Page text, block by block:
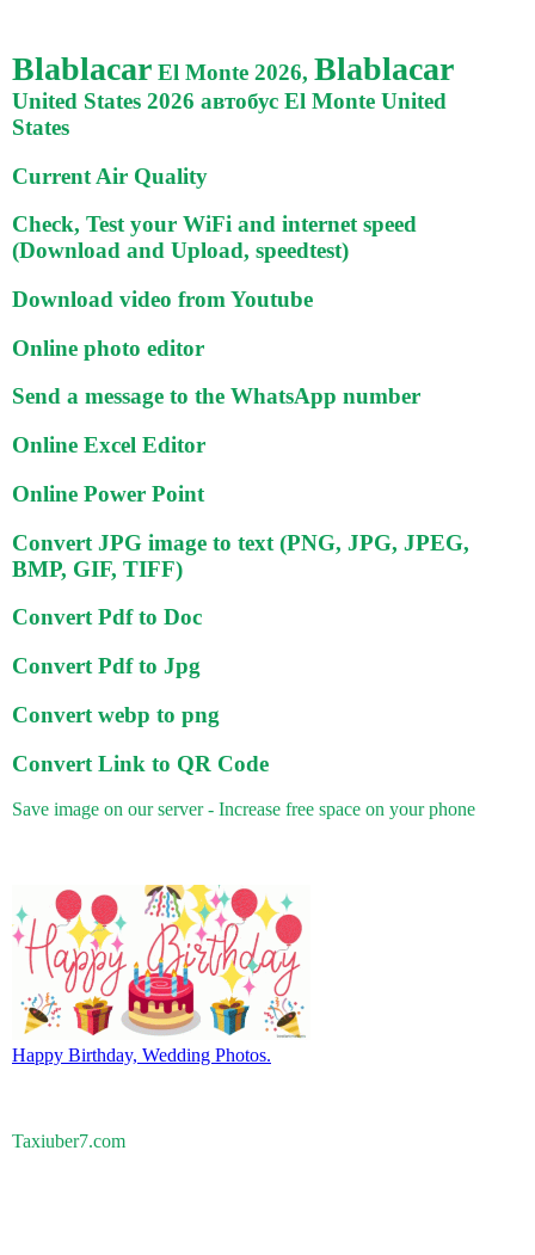
Blablacar El Monte 2026, Blablacar
United States 2026 автобус El Monte United
States
Current Air Quality
Check, Test your WiFi and internet speed
(Download and Upload, speedtest)
Download video from Youtube
Online photo editor
Send a message to the WhatsApp number
Online Excel Editor
Online Power Point
Convert JPG image to text (PNG, JPG, JPEG,
BMP, GIF, TIFF)
Convert Pdf to Doc
Convert Pdf to Jpg
Convert webp to png
Convert Link to QR Code
Save image on our server - Increase free space on your phone
Happy Birthday, Wedding Photos.
Taxiuber7.com